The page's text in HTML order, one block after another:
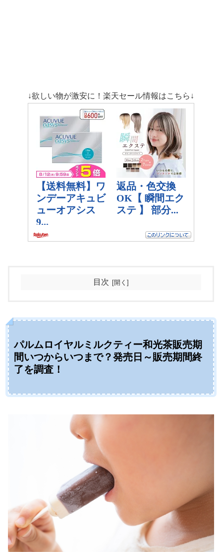
↓欲しい物が激安に！楽天セール情報はこちら↓
目次
パルムロイヤルミルクティー和光茶販売期
間いつからいつまで？発売日～販売期間終
了を調査！